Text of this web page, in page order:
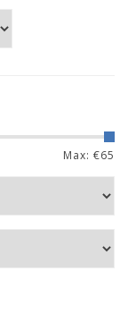
Max: €65